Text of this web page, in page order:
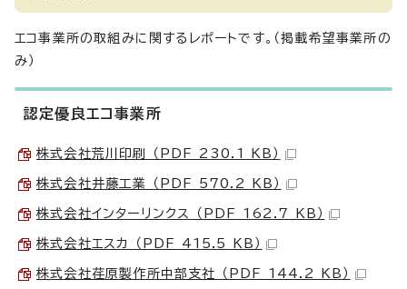
エコ事業所の取組みに関するレポートです。（掲載希望事業所の
み）
認定優良エコ事業所
株式会社荒川印刷 （PDF 230.1 KB）
株式会社井藤工業 （PDF 570.2 KB）
株式会社インターリンクス （PDF 162.7 KB）
株式会社エスカ （PDF 415.5 KB）
株式会社荏原製作所中部支社 （PDF 144.2 KB）